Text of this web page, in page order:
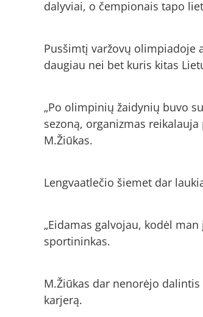
dalyviai, o čempionais tapo
Pusšimtį varžovų olimpiadoje
daugiau nei bet kuris kitas
„Po olimpinių žaidynių buvo
sezoną, organizmas
M.Žiūkas.
Lengvaatlečio šiemet dar
„Eidamas galvojau, kodėl
sportininkas.
M.Žiūkas dar nenorėjo
karjerą.